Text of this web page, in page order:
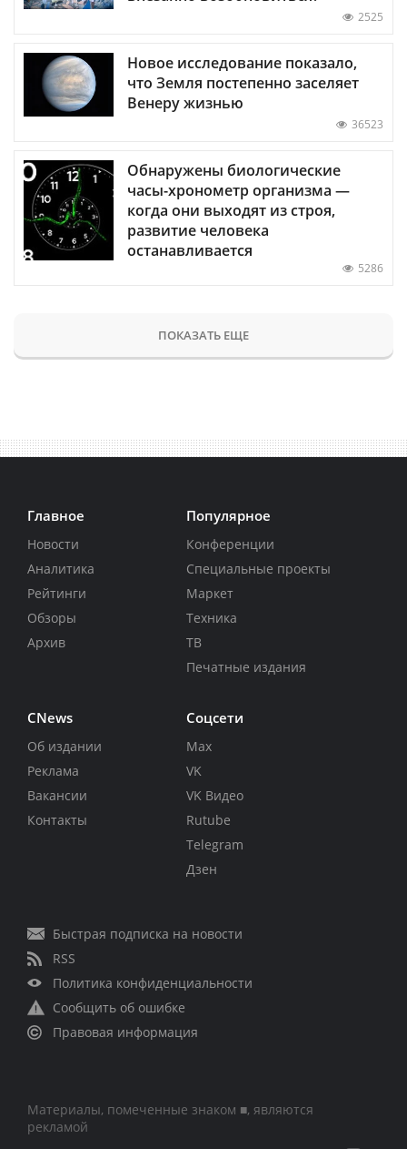
2525
Новое исследование показало,
что Земля постепенно заселяет
Венеру жизнью
36523
Обнаружены биологические
часы-хронометр организма —
когда они выходят из строя,
развитие человека
останавливается
5286
ПОКАЗАТЬ ЕЩЕ
Главное
Новости
Аналитика
Рейтинги
Обзоры
Архив
Популярное
Конференции
Специальные проекты
Маркет
Техника
ТВ
Печатные издания
CNews
Об издании
Реклама
Вакансии
Контакты
Соцсети
Max
VK
VK Видео
Rutube
Telegram
Дзен
Быстрая подписка на новости
RSS
Политика конфиденциальности
Сообщить об ошибке
Правовая информация
Материалы, помеченные знаком ■, являются
рекламой